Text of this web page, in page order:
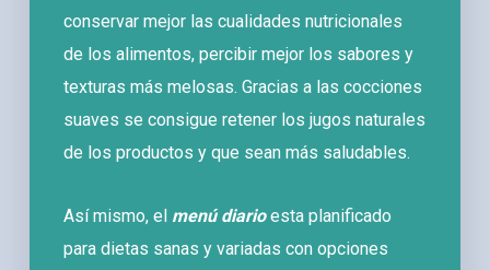
conservar mejor las cualidades nutricionales
de los alimentos, percibir mejor los sabores y
texturas más melosas. Gracias a las cocciones
suaves se consigue retener los jugos naturales
de los productos y que sean más saludables.
Así mismo, el menú diarioesta planificado
para dietas sanas y variadas con opciones